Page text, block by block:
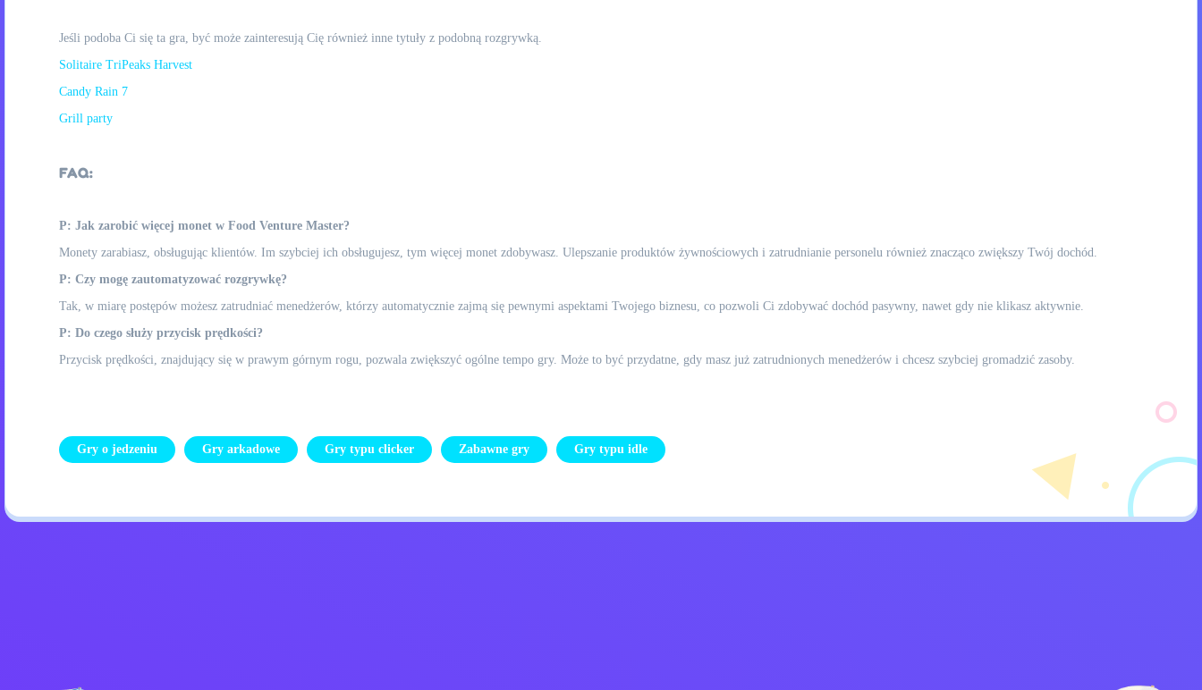
Jeśli podoba Ci się ta gra, być może zainteresują Cię również inne tytuły z podobną rozgrywką.
Solitaire TriPeaks Harvest
Candy Rain 7
Grill party
FAQ:
P: Jak zarobić więcej monet w Food Venture Master?
Monety zarabiasz, obsługując klientów. Im szybciej ich obsługujesz, tym więcej monet zdobywasz. Ulepszanie produktów żywnościowych i zatrudnianie personelu również znacząco zwiększy Twój dochód.
P: Czy mogę zautomatyzować rozgrywkę?
Tak, w miarę postępów możesz zatrudniać menedżerów, którzy automatycznie zajmą się pewnymi aspektami Twojego biznesu, co pozwoli Ci zdobywać dochód pasywny, nawet gdy nie klikasz aktywnie.
P: Do czego służy przycisk prędkości?
Przycisk prędkości, znajdujący się w prawym górnym rogu, pozwala zwiększyć ogólne tempo gry. Może to być przydatne, gdy masz już zatrudnionych menedżerów i chcesz szybciej gromadzić zasoby.
Gry o jedzeniu Gry arkadowe Gry typu clicker Zabawne gry Gry typu idle